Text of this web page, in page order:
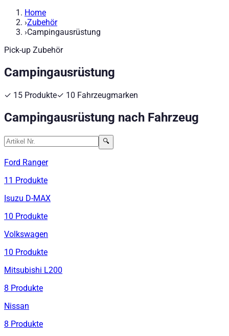
Home
›Zubehör
›Campingausrüstung
Pick-up Zubehör
Campingausrüstung
✓ 15 Produkte✓ 10 Fahrzeugmarken
Campingausrüstung nach Fahrzeug
🔍
Ford Ranger
11 Produkte
Isuzu D-MAX
10 Produkte
Volkswagen
10 Produkte
Mitsubishi L200
8 Produkte
Nissan
8 Produkte